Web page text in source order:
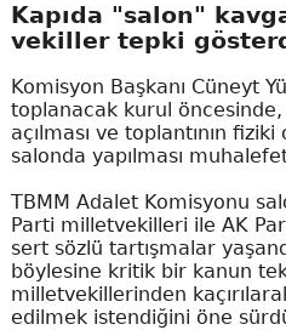
Kapıda "salon"
vekiller tepki
Komisyon Başkanı Cüneyt
toplanacak kurul öncesinde,
açılması ve toplantının
salonda yapılması
TBMM Adalet Komisyonu
Parti milletvekilleri ile AK
sert sözlü tartışmalar
böylesine kritik bir kanun
milletvekillerinden
edilmek istendiğini öne